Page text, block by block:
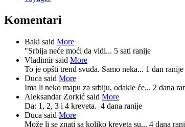
Komentari
Baki said More
"Srbija neće moći da vidi... 5 sati ranije
Vladimir said More
To je opšti trend svuda. Samo neka... 1 dan ranije
Duca said More
Ima li neko mapu za srbiju, odakle će... 2 dana
Aleksandar Zorkić said More
Da: 1, 2, 3 i 4 kreveta. 4 dana ranije
Duca said More
Može li se znati sa koliko kreveta su... 4 dana